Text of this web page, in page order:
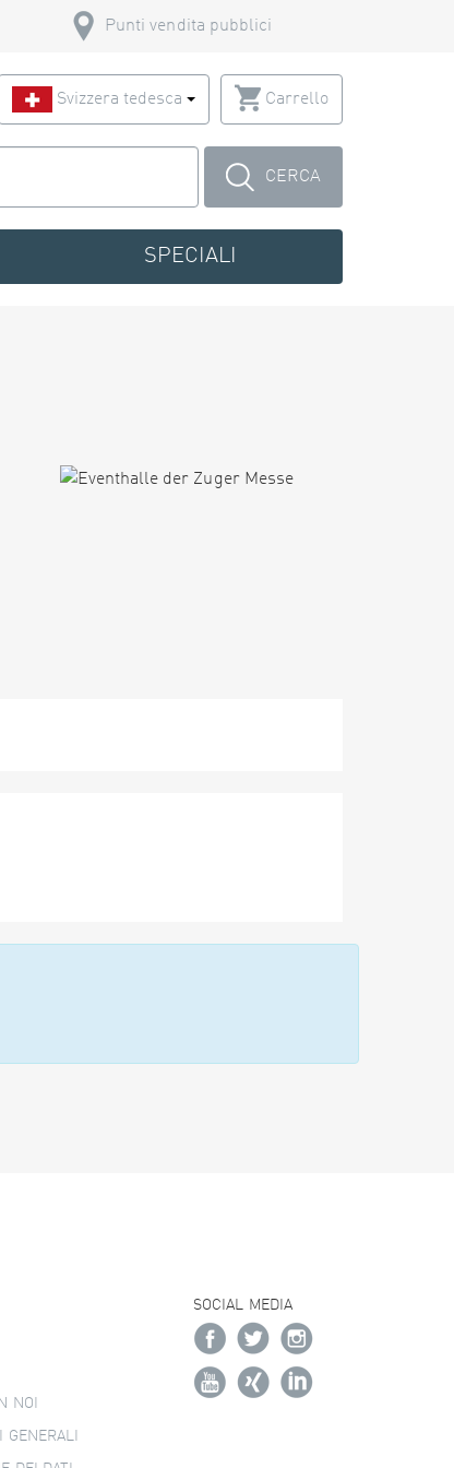
Punti vendita pubblici
Svizzera tedesca Carrello
CERCA
SPECIALI
NOI
GENERALI
SOCIAL MEDIA